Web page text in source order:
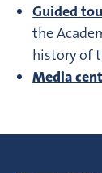
Guided
the
history of
Media